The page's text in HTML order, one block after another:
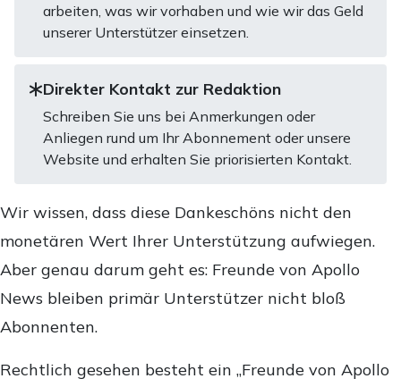
arbeiten, was wir vorhaben und wie wir das Geld
unserer Unterstützer einsetzen.
Direkter Kontakt zur Redaktion
Schreiben Sie uns bei Anmerkungen oder
Anliegen rund um Ihr Abonnement oder unsere
Website und erhalten Sie priorisierten Kontakt.
Wir wissen, dass diese Dankeschöns nicht den
monetären Wert Ihrer Unterstützung aufwiegen.
Aber genau darum geht es: Freunde von Apollo
News bleiben primär Unterstützer nicht bloß
Abonnenten.
Rechtlich gesehen besteht ein „Freunde von Apollo